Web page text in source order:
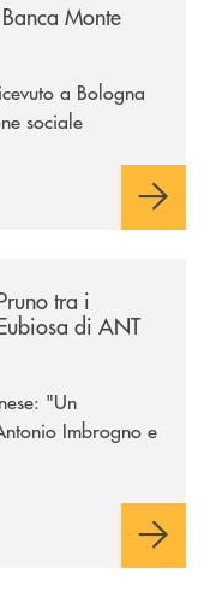
Monte
a Bologna
sociale
tra i
di ANT
"Un
Imbrogno e